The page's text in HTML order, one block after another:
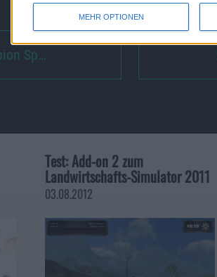
MEHR OPTIONEN
Sp…
Test: Add-on 2 zum
Landwirtschafts-Simulator 2011
03.08.2012